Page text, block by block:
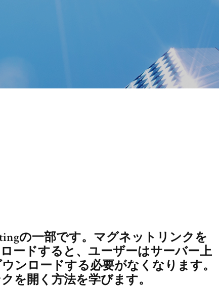
の一部です。マグネットリンクを
ードすると、ユーザーはサーバー上
ンロードする必要がなくなります。
を開く方法を学びます。